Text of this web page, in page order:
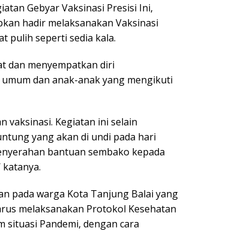
Gebyar Vaksinasi Presisi Ini,
hadir melaksanakan Vaksinasi
pulih seperti sedia kala.
dan menyempatkan diri
dan anak-anak yang mengikuti
vaksinasi. Kegiatan ini selain
yang akan di undi pada hari
bantuan sembako kepada
pada warga Kota Tanjung Balai yang
melaksanakan Protokol Kesehatan
situasi Pandemi, dengan cara